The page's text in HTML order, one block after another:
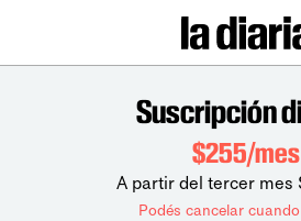
Suscripción
$255/mes
A partir del tercer mes
Podés cancelar